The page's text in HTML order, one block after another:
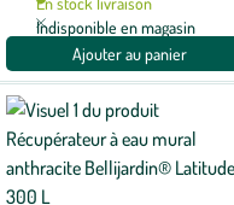
Indisponible en magasin
Ajouter au panier